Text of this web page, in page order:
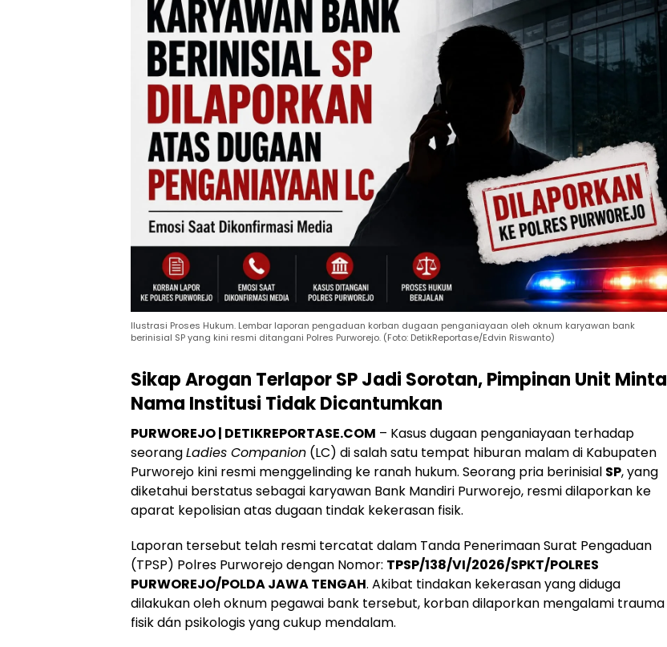
Ilustrasi Proses Hukum. Lembar laporan pengaduan korban dugaan penganiayaan oleh oknum karyawan bank
berinisial SP yang kini resmi ditangani Polres Purworejo. (Foto: DetikReportase/Edvin Riswanto)
Sikap Arogan Terlapor SP Jadi Sorotan, Pimpinan Unit Minta
Nama Institusi Tidak Dicantumkan
PURWOREJO | DETIKREPORTASE.COM – Kasus dugaan penganiayaan terhadap
seorangLadies Companion (LC) di salah satu tempat hiburan malam di Kabupaten
Purworejo kini resmi menggelinding ke ranah hukum. Seorang pria berinisial SP, yang
diketahui berstatus sebagai karyawan Bank Mandiri Purworejo, resmi dilaporkan ke
aparat kepolisian atas dugaan tindak kekerasan fisik.
​Laporan tersebut telah resmi tercatat dalam Tanda Penerimaan Surat Pengaduan
(TPSP) Polres Purworejo dengan Nomor: TPSP/138/VI/2026/SPKT/POLRES
PURWOREJO/POLDA JAWA TENGAH. Akibat tindakan kekerasan yang diduga
dilakukan oleh oknum pegawai bank tersebut, korban dilaporkan mengalami trauma
fisik dán psikologis yang cukup mendalam.